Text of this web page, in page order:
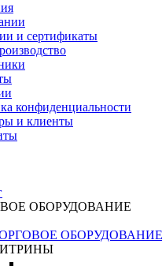
и сертификаты
конфиденциальности
и клиенты
ОБОРУДОВАНИЕ
ОБОРУДОВАНИЕ